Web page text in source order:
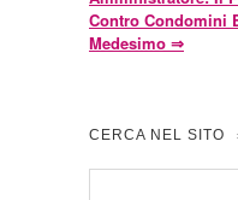
Contro Condomini
Medesimo ⇒
CERCA NEL SITO